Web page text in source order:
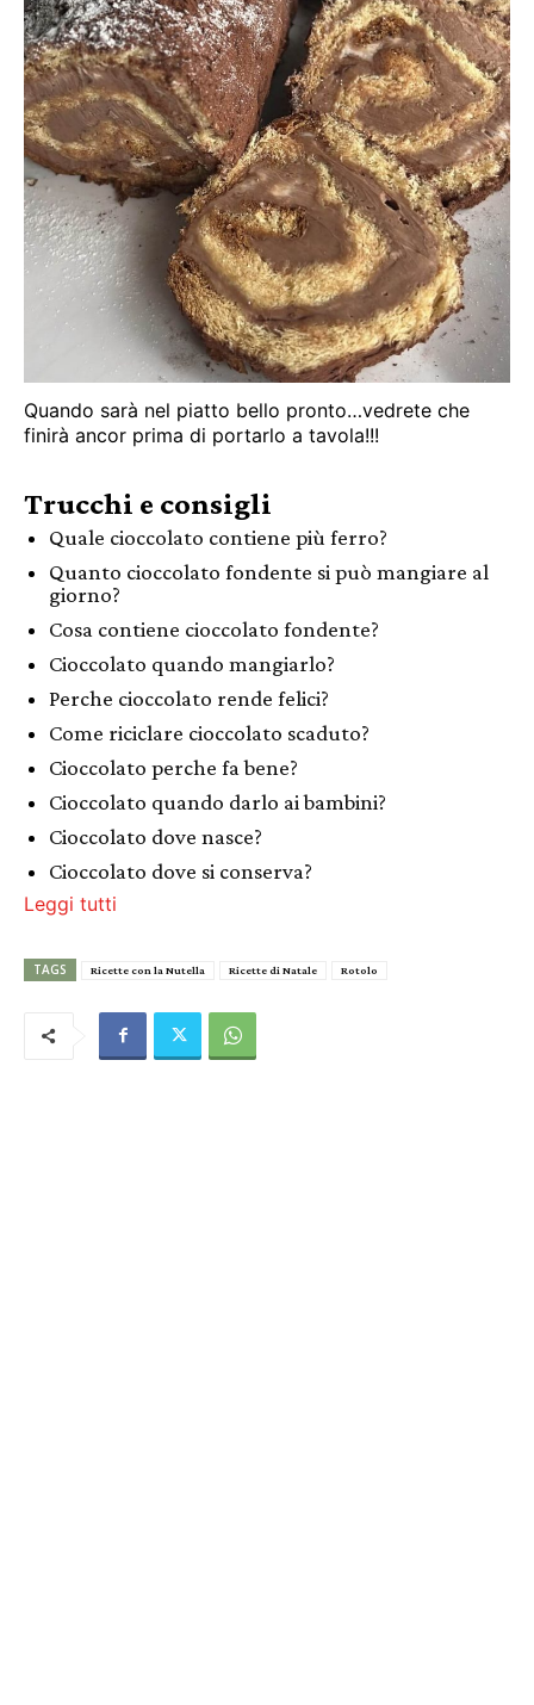
Quando sarà nel piatto bello pronto…vedrete che
finirà ancor prima di portarlo a tavola!!!
Trucchi e consigli
Quale cioccolato contiene più ferro?
Quanto cioccolato fondente si può mangiare al
giorno?
Cosa contiene cioccolato fondente?
Cioccolato quando mangiarlo?
Perche cioccolato rende felici?
Come riciclare cioccolato scaduto?
Cioccolato perche fa bene?
Cioccolato quando darlo ai bambini?
Cioccolato dove nasce?
Cioccolato dove si conserva?
Leggi tutti
TAGS Ricette con la Nutella Ricette di Natale Rotolo